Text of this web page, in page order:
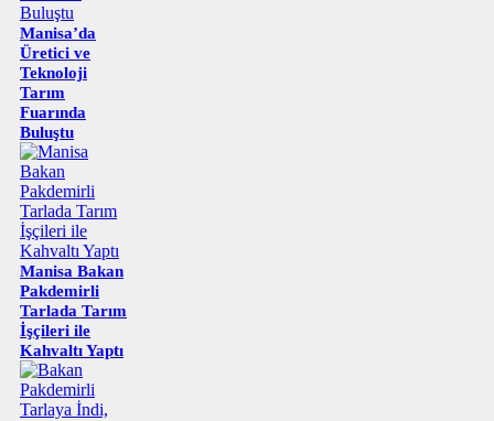
Manisa’da
Üretici ve
Teknoloji
Tarım
Fuarında
Buluştu
Manisa Bakan
Pakdemirli
Tarlada Tarım
İşçileri ile
Kahvaltı Yaptı